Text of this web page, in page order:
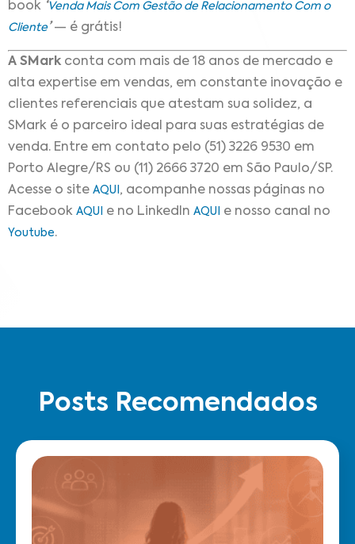
book ‘Venda Mais Com Gestão de Relacionamento Com o
Cliente ’— é grátis!
A SMark conta com mais de 18 anos de mercado e
alta expertise em vendas, em constante inovação e
clientes referenciais que atestam sua solidez, a
SMark é o parceiro ideal para suas estratégias de
venda. Entre em contato pelo (51) 3226 9530 em
Porto Alegre/RS ou (11) 2666 3720 em São Paulo/SP.
Acesse o site AQUI , acompanhe nossas páginas no
Facebook AQUI e no LinkedIn AQUI e nosso canal no
Youtube.
Posts Recomendados